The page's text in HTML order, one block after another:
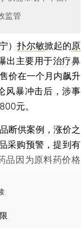
监管
）扑尔敏掀起的原
出主要用于治疗鼻
价在一个月内飙升
风暴冲击后，涉事
元。
断供案例，涨价之
采购预警，提到有
品因为原料药价格